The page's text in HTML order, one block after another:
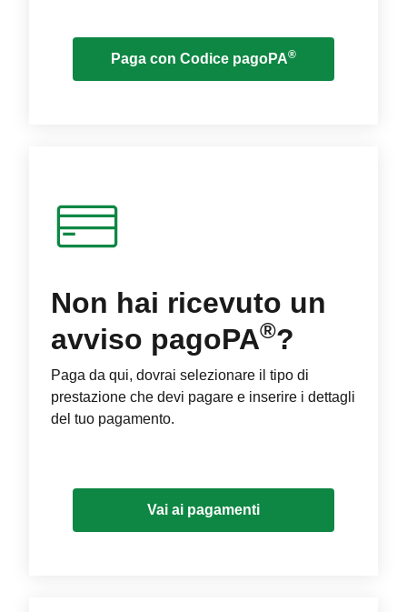
Paga con Codice pagoPA®
Non hai ricevuto un
avviso pagoPA®?
Paga da qui, dovrai selezionare il tipo di
prestazione che devi pagare e inserire i dettagli
del tuo pagamento.
Vai ai pagamenti